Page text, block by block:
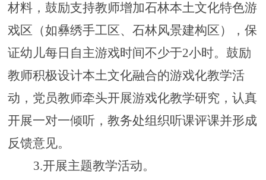
材料， 鼓励支持教师增加石林本土文化特色游
戏区（如彝绣手工区、石林风景建构区），保
证幼儿每日自主游戏时间不少于2小时。 鼓励
教师积极设计本土文化融合的游戏化教学活
动，党员教师牵头开展游戏化教学研究， 认真
开展一对一倾听， 教务处组织听课评课并形成
反馈意见。
3.开展主题教学活动。